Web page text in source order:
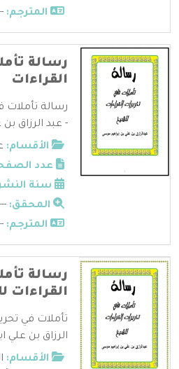
المترجم:
رسالة
القراءات
رسالة تأملات
- عبد الرزاق
الأقسام:
عدد
سنة
المحقق:
المترجم:
رسالة
القراءات
تأملات في
الرزاق بن علي
الأقسام: